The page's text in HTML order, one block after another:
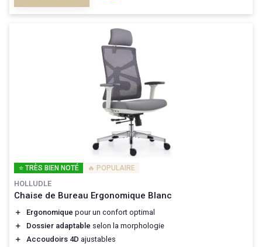
⭐ TRÈS BIEN NOTÉ 🔥 POPULAIRE
HOLLUDLE
Chaise de Bureau Ergonomique Blanc
＋ Ergonomique pour un confort optimal
＋
Dossier adaptable selon la morphologie
＋
Accoudoirs 4D ajustables